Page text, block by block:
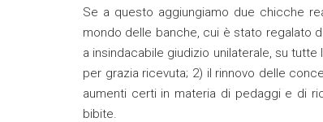
Se a questo aggiungiamo due chicche
mondo delle banche, cui è stato regalato
a insindacabile giudizio unilaterale, su
per grazia ricevuta; 2) il rinnovo delle
aumenti certi in materia di pedaggi e di
bibite.